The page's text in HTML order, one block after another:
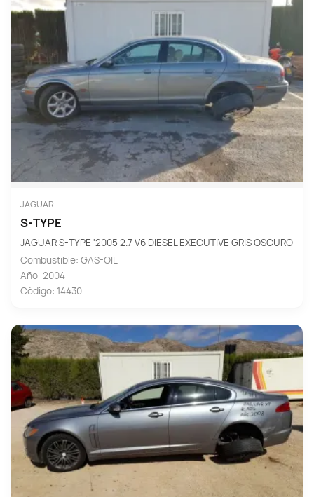
JAGUAR
S-TYPE
JAGUAR S-TYPE '2005 2.7 V6 DIESEL EXECUTIVE GRIS OSCURO
Combustible: GAS-OIL
Año: 2004
Código: 14430